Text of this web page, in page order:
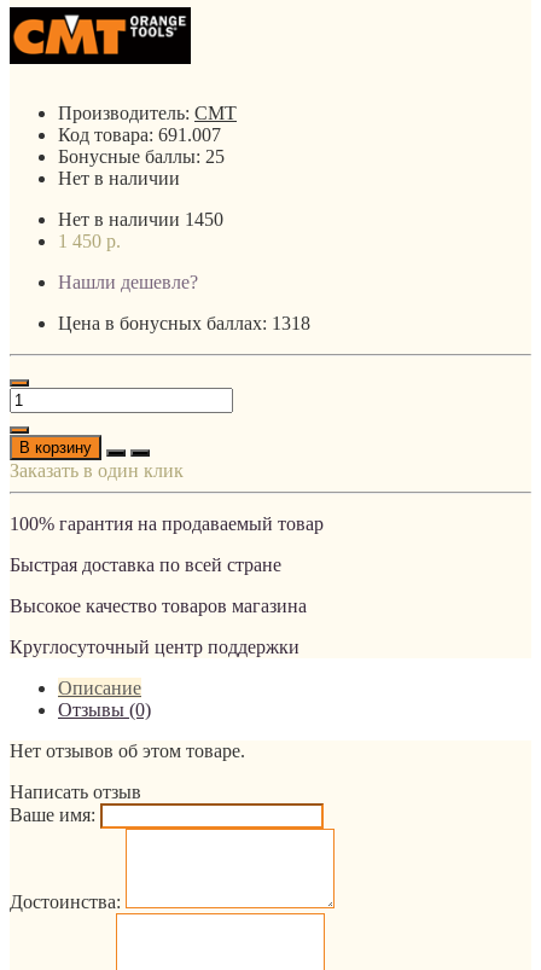
Производитель: CMT
Код товара: 691.007
Бонусные баллы: 25
Нет в наличии
Нет в наличии 1450
1 450 р.
Нашли дешевле?
Цена в бонусных баллах: 1318
В корзину
Заказать в один клик
100% гарантия на продаваемый товар
Быстрая доставка по всей стране
Высокое качество товаров магазина
Круглосуточный центр поддержки
Описание
Отзывы (0)
Нет отзывов об этом товаре.
Написать отзыв
Ваше имя:
Достоинства: